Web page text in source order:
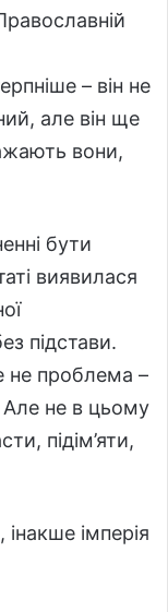
– він не
але він ще
вони,
бути
виявилася
підстави.
не проблема –
не в цьому
підім’яти,
імперія